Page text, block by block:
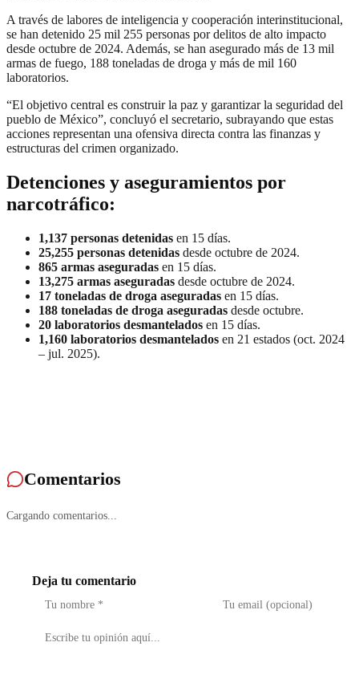
A través de labores de inteligencia y cooperación interinstitucional,
se han detenido 25 mil 255 personas por delitos de alto impacto
desde octubre de 2024. Además, se han asegurado más de 13 mil
armas de fuego, 188 toneladas de droga y más de mil 160
laboratorios.
“El objetivo central es construir la paz y garantizar la seguridad del
pueblo de México”, concluyó el secretario, subrayando que estas
acciones representan una ofensiva directa contra las finanzas y
estructuras del crimen organizado.
Detenciones y aseguramientos por
narcotráfico:
1,137 personas detenidas en 15 días.
25,255 personas detenidas desde octubre de 2024.
865 armas aseguradas en 15 días.
13,275 armas aseguradas desde octubre de 2024.
17 toneladas de droga aseguradas en 15 días.
188 toneladas de droga aseguradas desde octubre.
20 laboratorios desmantelados en 15 días.
1,160 laboratorios desmantelados en 21 estados (oct. 2024
– jul. 2025).
Comentarios
Cargando comentarios...
Deja tu comentario